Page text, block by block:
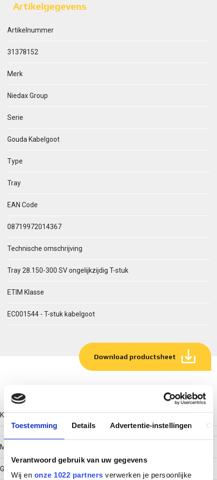
Toestemming Details Advertentie-instellingen
Verantwoord gebruik van uw gegevens
Wij en onze 1022 partners verwerken je persoonlijke
Artikelgegevens
Artikelnummer
31378152
Merk
Niedax Group
Serie
Gouda Kabelgoot
Type
Tray
EAN Code
08719972014367
Technische omschrijving
Tray 28.150-300 SV ongelijkzijdig T-stuk
ETIM Klasse
EC001544 - T-stuk kabelgoot
Download productsheet
Technische gegevens
Kleur
Model
Geïntegreerde verbinder